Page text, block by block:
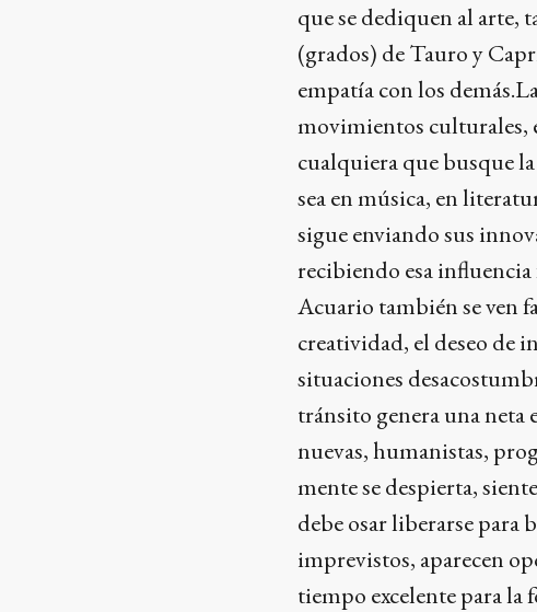
que se dediquen al arte,
(grados) de Tauro y
empatía con los
movimientos culturales,
cualquiera que busque
sea en música, en
sigue enviando sus
recibiendo esa
Acuario también se ven
creatividad, el deseo de
situaciones
tránsito genera una
nuevas, humanistas,
mente se despierta,
debe osar liberarse para
imprevistos, aparecen
tiempo excelente para la